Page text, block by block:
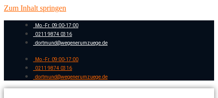
Zum Inhalt springen
Mo.-Fr. 09:00-17:00
0211 9874 0316
dortmund@wegenerumzuege.de
Mo.-Fr. 09:00-17:00
0211 9874 0316
dortmund@wegenerumzuege.de